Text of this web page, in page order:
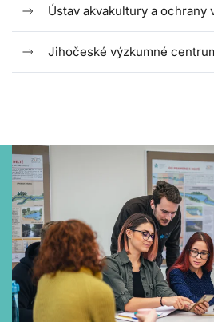
Ústav akvakultury a ochrany
Jihočeské výzkumné